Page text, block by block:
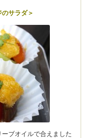
サラダ＞
ブオイルで合えました